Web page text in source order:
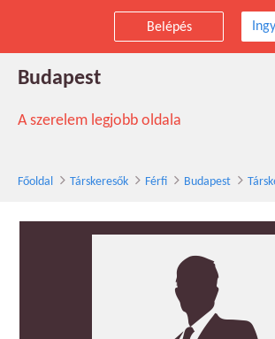
Belépés
Társkeres_én társkereső
Budapest
A szerelem legjobb oldala
Főoldal Társkeresők Férfi Budapest